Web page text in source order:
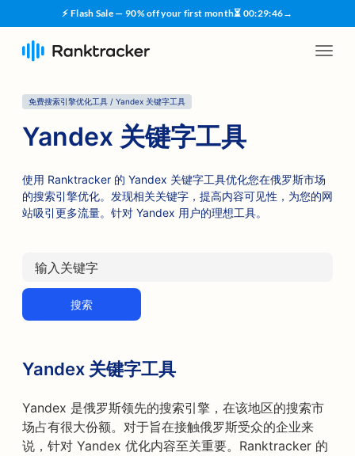
⚡ Flash Sale — 90% off your first month⏳ 00:29:45→
免费搜索引擎优化工具 / Yandex 关键字工具
Yandex 关键字工具
使用 Ranktracker 的 Yandex 关键字工具优化您在俄罗斯市场
的搜索引擎优化。发现相关关键字，提高内容可见性，为您的网
站吸引更多流量。针对 Yandex 用户的理想工具。
搜索
Yandex 关键字工具
Yandex 是俄罗斯领先的搜索引擎，在该地区的搜索市
场占有很大份额。对于旨在接触俄罗斯受众的企业来
说，针对 Yandex 优化内容至关重要。Ranktracker 的